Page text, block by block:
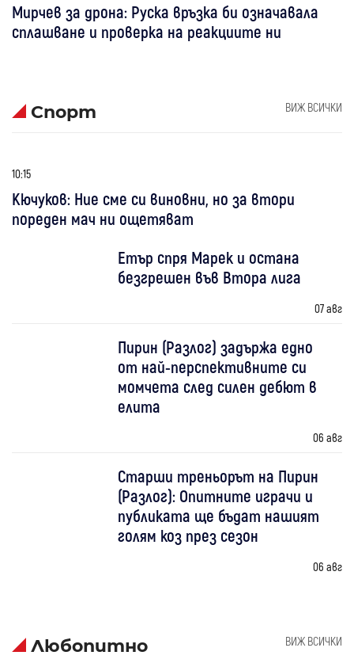
Мирчев за дрона: Руска връзка би означавала
сплашване и проверка на реакциите ни
Спорт ВИЖ ВСИЧКИ
10:15
Кючуков: Ние сме си виновни, но за втори
пореден мач ни ощетяват
Етър спря Марек и остана
безгрешен във Втора лига
07 авг
Пирин (Разлог) задържа едно
от най-перспективните си
момчета след силен дебют в
елита
06 авг
Старши треньорът на Пирин
(Разлог): Опитните играчи и
публиката ще бъдат нашият
голям коз през сезон
06 авг
Любопитно ВИЖ ВСИЧКИ